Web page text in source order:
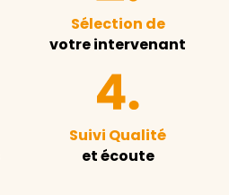
Sélection de
votre intervenant
Suivi Qualité
et écoute